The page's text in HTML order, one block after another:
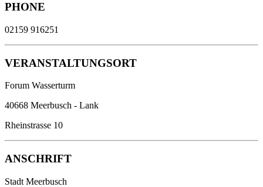
PHONE
02159 916251
VERANSTALTUNGSORT
Forum Wasserturm
40668 Meerbusch - Lank
Rheinstrasse 10
ANSCHRIFT
Stadt Meerbusch